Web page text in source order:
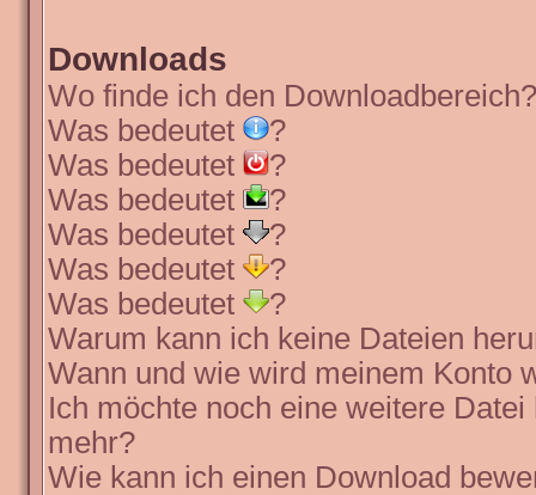
Downloads
Wo finde ich den Downloadbereich?
Was bedeutet
?
Was bedeutet
?
Was bedeutet
?
Was bedeutet
?
Was bedeutet
?
Was bedeutet
?
Warum kann ich keine Dateien
Wann und wie wird meinem Konto
Ich möchte noch eine weitere
mehr?
Wie kann ich einen Download